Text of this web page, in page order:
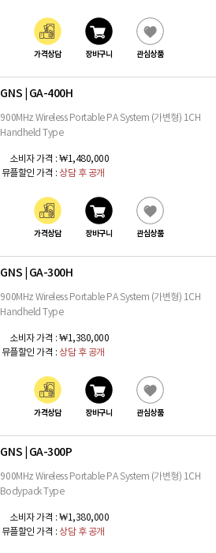
가격상담 장바구니 관심상품
GNS GA-400H
900MHz Wireless Portable PA System (가변형) 1CH
Handheld Type
소비자 가격 : ₩1,480,000
뮤플할인 가격 : 상담 후 공개
가격상담 장바구니 관심상품
GNS GA-300H
900MHz Wireless Portable PA System (가변형) 1CH
Handheld Type
소비자 가격 : ₩1,380,000
뮤플할인 가격 : 상담 후 공개
가격상담 장바구니 관심상품
GNS GA-300P
900MHz Wireless Portable PA System (가변형) 1CH
Bodypack Type
소비자 가격 : ₩1,380,000
뮤플할인 가격 : 상담 후 공개